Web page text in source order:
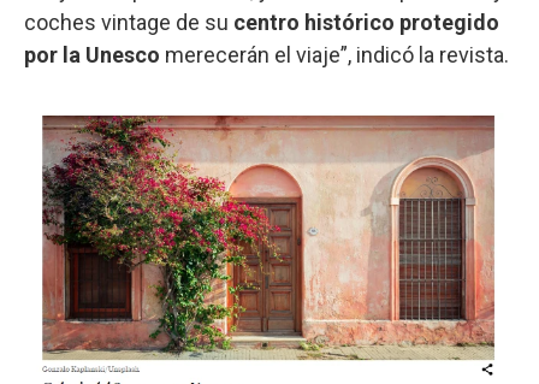
coches vintage de su centro histórico protegido
por la Unesco merecerán el viaje”, indicó la revista.